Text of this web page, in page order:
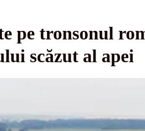
pe tronsonul
scăzut al apei